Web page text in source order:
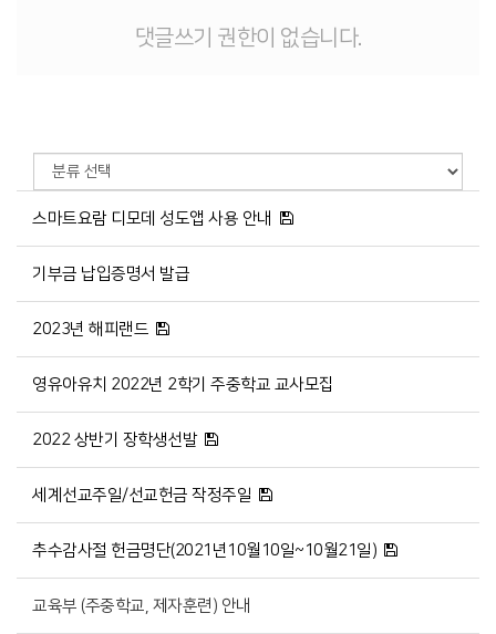
댓글쓰기 권한이 없습니다.
스마트요람 디모데 성도앱 사용 안내
기부금 납입증명서 발급
2023년 해피랜드
영유아유치 2022년 2학기 주중학교 교사모집
2022 상반기 장학생선발
세계선교주일/선교헌금 작정주일
추수감사절 헌금명단(2021년10월10일~10월21일)
교육부 (주중학교, 제자훈련) 안내